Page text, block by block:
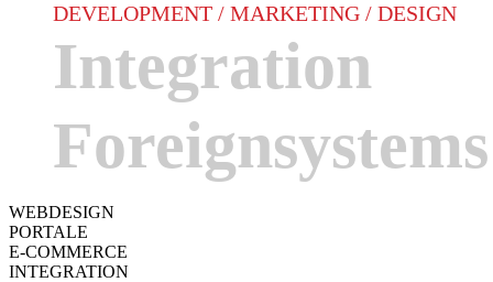
DEVELOPMENT / MARKETING / DESIGN
Integration
Foreignsystems
WEBDESIGN
PORTALE
E-COMMERCE
INTEGRATION